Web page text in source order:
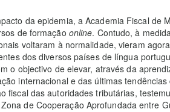
da epidemia, a Academia Fiscal de
de formação online. Contudo, à
voltaram à normalidade, vieram
dos diversos países de língua
o objectivo de elevar, através da
internacional e das últimas
fiscal das autoridades tributárias,
de Cooperação Aprofundada entre